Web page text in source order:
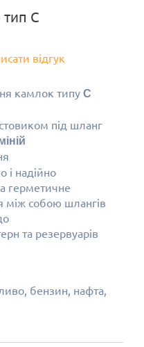
C
відгук
камлок типу C
під шланг
і надійно
герметичне
між собою шлангів
та резервуарів
бензин, нафта,